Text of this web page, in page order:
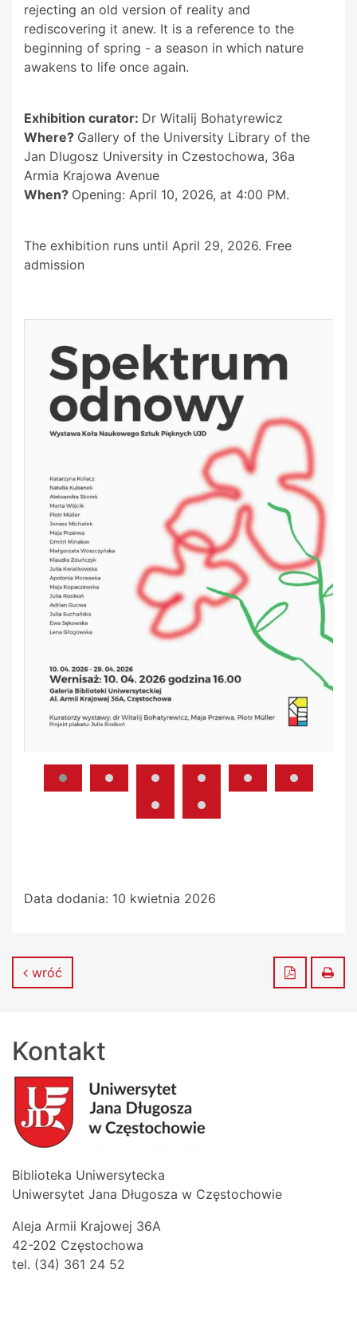
rejecting an old version of reality and
rediscovering it anew. It is a reference to the
beginning of spring - a season in which nature
awakens to life once again.
Exhibition curator: Dr Witalij Bohatyrewicz
Where? Gallery of the University Library of the
Jan Dlugosz University in Czestochowa, 36a
Armia Krajowa Avenue
When? Opening: April 10, 2026, at 4:00 PM.
The exhibition runs until April 29, 2026. Free
admission
Data dodania: 10 kwietnia 2026
wróć Zapisz do
Kontakt
Biblioteka Uniwersytecka
Uniwersytet Jana Długosza w Częstochowie
Aleja Armii Krajowej 36A
42-202 Częstochowa
tel. (34) 361 24 52